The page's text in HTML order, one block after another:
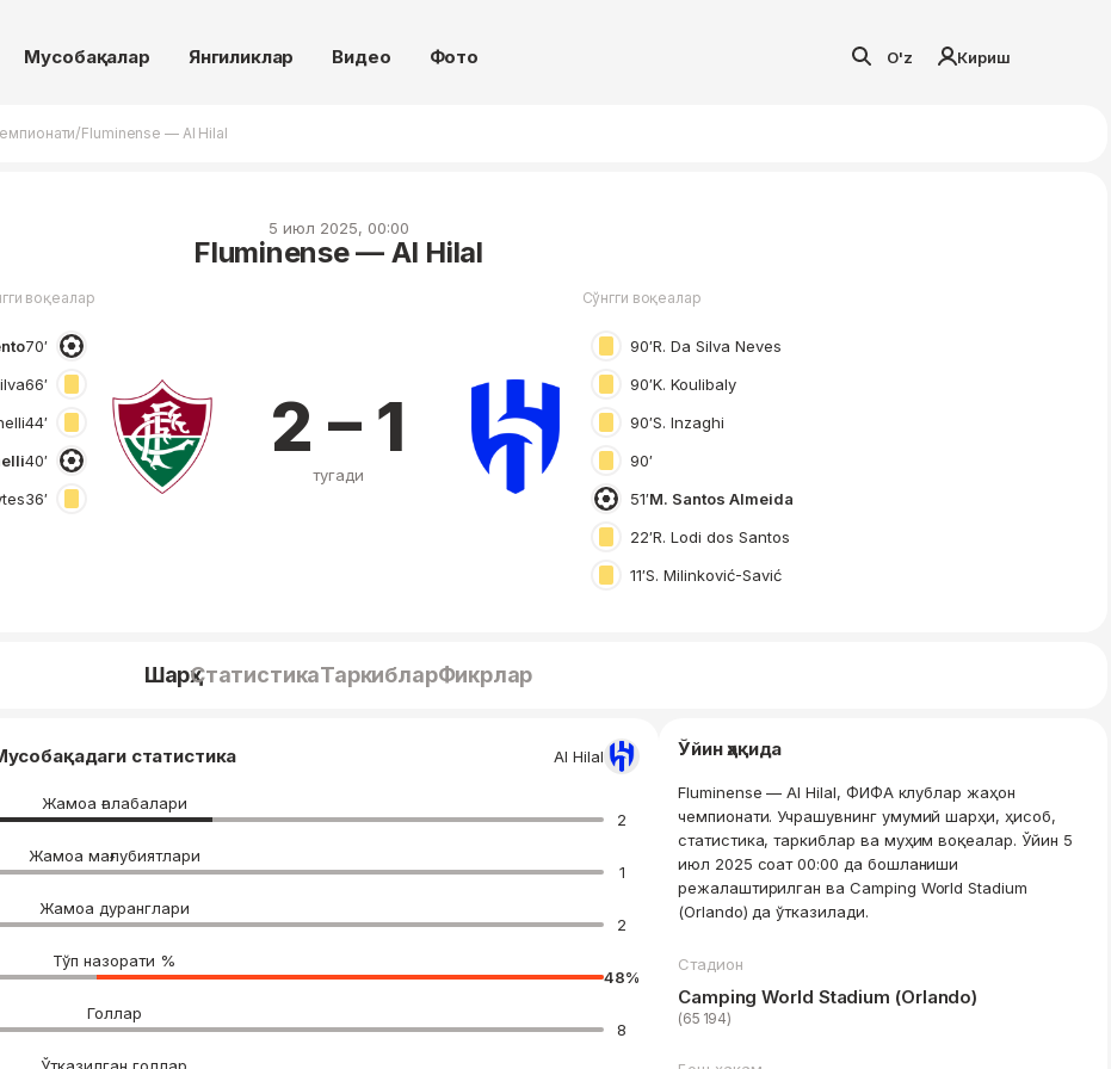
Мусобақалар Янгиликлар Видео Фото O'z Кириш
/Fluminense — Al Hilal
5 июл 2025, 00:00
Fluminense — Al Hilal
воқеалар
70′
66′
44′
40′
36′
2 – 1
тугади
Сўнгги воқеалар
90′R. Da Silva Neves
90′K. Koulibaly
90′S. Inzaghi
90′
51′M. Santos Almeida
22′R. Lodi dos Santos
11′S. Milinković-Savić
ШарҳСтатистикаТаркибларФикрлар
статистика Al Hilal
Жамоа ғалабалари
2
Жамоа мағлубиятлари
1
Жамоа дуранглари
2
Тўп назорати %
48%
Голлар
8
Ўйин ҳақида
Fluminense — Al Hilal, ФИФА клублар жаҳон
чемпионати. Учрашувнинг умумий шарҳи, ҳисоб,
статистика, таркиблар ва муҳим воқеалар. Ўйин 5
июл 2025 соат 00:00 да бошланиши
режалаштирилган ва Camping World Stadium
(Orlando) да ўтказилади.
Стадион
Camping World Stadium (Orlando)
(65 194)